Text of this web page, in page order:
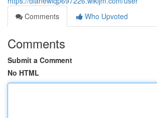
Comments
Who Upvoted
Comments
Submit a Comment
No HTML